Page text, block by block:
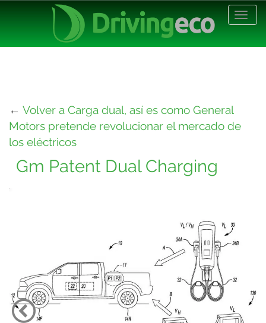
← Volver a Carga dual, así es como General
Motors pretende revolucionar el mercado de
los eléctricos
Gm Patent Dual Charging